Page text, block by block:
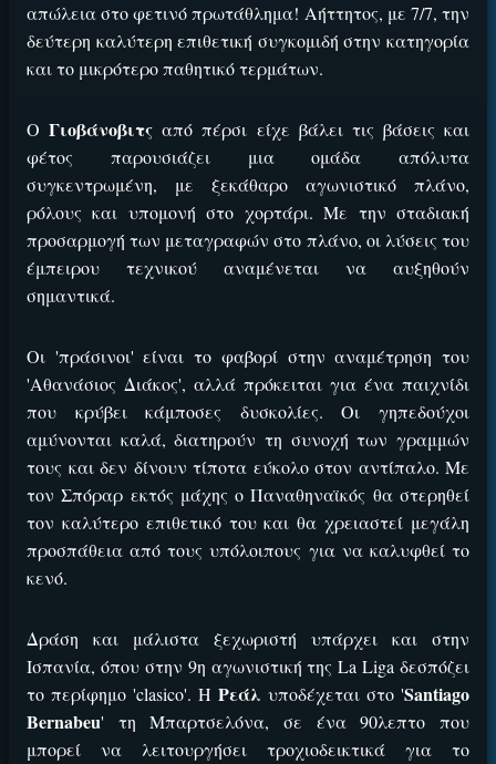
απώλεια στο φετινό πρωτάθλημα! Αήττητος, με 7/7, την
δεύτερη καλύτερη επιθετική συγκομιδή στην κατηγορία
και το μικρότερο παθητικό τερμάτων.
ΟΓιοβάνοβιτς από πέρσι είχε βάλει τις βάσεις και
φέτος παρουσιάζει μια ομάδα απόλυτα
συγκεντρωμένη, με ξεκάθαρο αγωνιστικό πλάνο,
ρόλους και υπομονή στο χορτάρι. Με την σταδιακή
προσαρμογή των μεταγραφών στο πλάνο, οι λύσεις του
έμπειρου τεχνικού αναμένεται να αυξηθούν
σημαντικά.
Οι 'πράσινοι' είναι το φαβορί στην αναμέτρηση του
'Αθανάσιος Διάκος', αλλά πρόκειται για ένα παιχνίδι
που κρύβει κάμποσες δυσκολίες. Οι γηπεδούχοι
αμύνονται καλά, διατηρούν τη συνοχή των γραμμών
τους και δεν δίνουν τίποτα εύκολο στον αντίπαλο. Με
τον Σπόραρ εκτός μάχης ο Παναθηναϊκός θα στερηθεί
τον καλύτερο επιθετικό του και θα χρειαστεί μεγάλη
προσπάθεια από τους υπόλοιπους για να καλυφθεί το
κενό.
Δράση και μάλιστα ξεχωριστή υπάρχει και στην
Ισπανία, όπου στην 9η αγωνιστική της La Liga δεσπόζει
το περίφημο 'clasico'. Η Ρεάλ υποδέχεται στο 'Santiago
Bernabeu' τη Μπαρτσελόνα, σε ένα 90λεπτο που
μπορεί να λειτουργήσει τροχιοδεικτικά για το
ΕΓΚΡΙΣΗ ΑΠΟ ΑΡΧΟΝΤΑ ΕΓΚΡΙΣΗ ΑΠΟ ΑΡΧΟΝΤΑ